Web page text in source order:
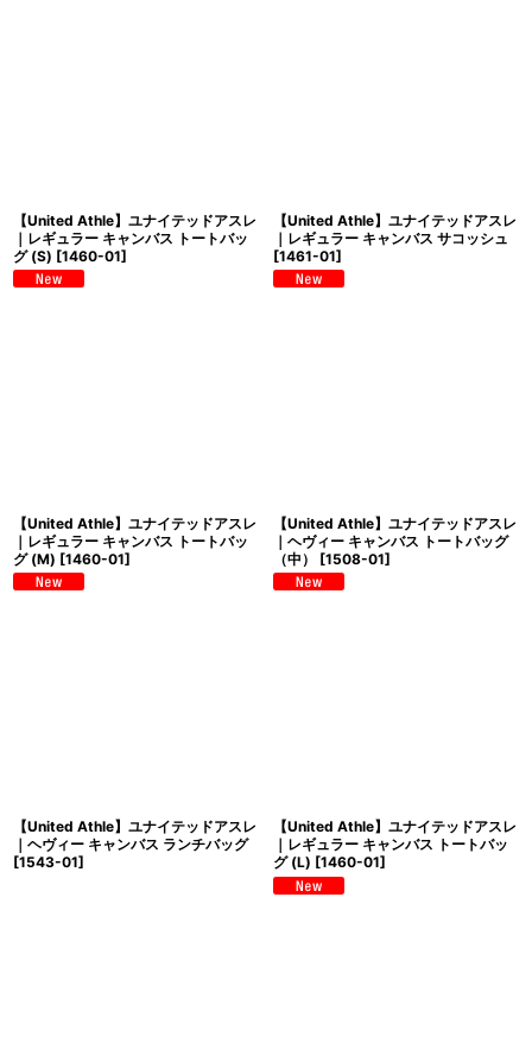
【United Athle】ユナイテッドアスレ
｜レギュラー キャンバス トートバッ
グ (S) [1460-01]
【United Athle】ユナイテッドアスレ
｜レギュラー キャンバス サコッシュ
[1461-01]
【United Athle】ユナイテッドアスレ
｜レギュラー キャンバス トートバッ
グ (M) [1460-01]
【United Athle】ユナイテッドアスレ
｜ヘヴィー キャンバス トートバッグ
（中）
[1508-01]
【United Athle】ユナイテッドアスレ
｜ヘヴィー キャンバス ランチバッグ
[1543-01]
【United Athle】ユナイテッドアスレ
｜レギュラー キャンバス トートバッ
グ (L) [1460-01]